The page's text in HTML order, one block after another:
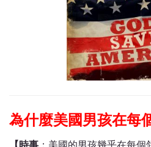
為什麼美國男孩在每
【時事 ：美國的男孩幾乎在每